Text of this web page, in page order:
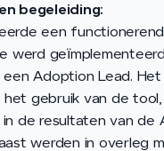
begeleiding:
een
werd
Adoption Lead.
het gebruik van de
de resultaten van de
werden in overleg